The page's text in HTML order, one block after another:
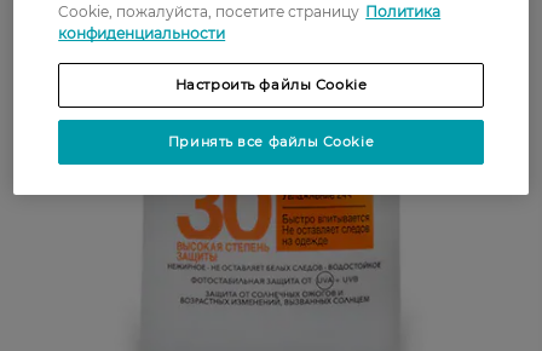
Cookie, пожалуйста, посетите страницу Политика
конфиденциальности
Настроить файлы Cookie
Принять все файлы Cookie